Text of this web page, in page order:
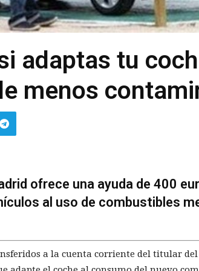
adaptas tu
menos
ofrece una ayuda de 400
al uso de combustibles
a la cuenta corriente del titular